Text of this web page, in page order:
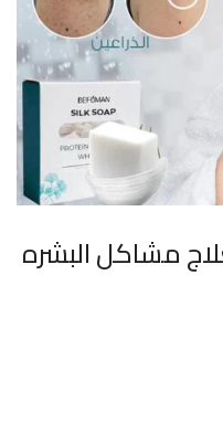
مشاكل البشره